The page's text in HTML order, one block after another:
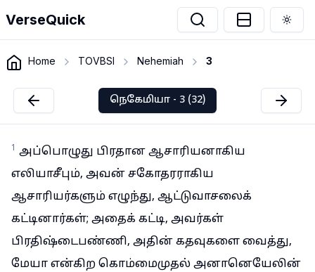
VerseQuick
Home TOVBSI Nehemiah 3
நெகேமியா - 3 (32)
1 அப்பொழுது பிரதான ஆசாரியனாகிய
எலியாசீபும், அவன் சகோதரராகிய
ஆசாரியர்களும் எழுந்து, ஆட்டுவாசலைக்
கட்டினார்கள்; அதைக் கட்டி, அவர்கள்
பிரதிஷ்டைபண்ணி, அதின் கதவுகளை வைத்து,
மேயா என்கிற கொம்மைமுதல் அனானெயேலின்